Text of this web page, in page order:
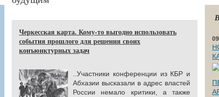
Черкесская карта. Кому-то выгодно использовать
события прошлого для решения своих
конъюнктурных задач
..Участники конференции из КБР и
Абхазии высказали в адрес властей
России немало критики, а также